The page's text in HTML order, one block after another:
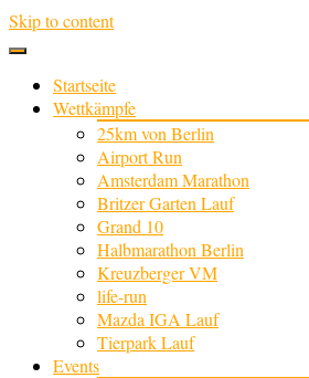
Skip to content
Startseite
Wettkämpfe
25km von Berlin
Airport Run
Amsterdam Marathon
Britzer Garten Lauf
Grand 10
Halbmarathon Berlin
Kreuzberger VM
life-run
Mazda IGA Lauf
Tierpark Lauf
Events